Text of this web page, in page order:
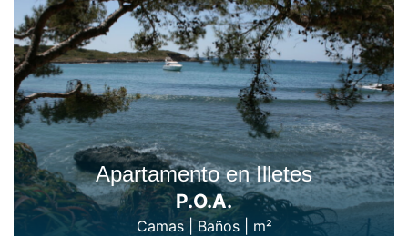
Apartamento en Illetes
P.O.A.
Camas|Baños| m²